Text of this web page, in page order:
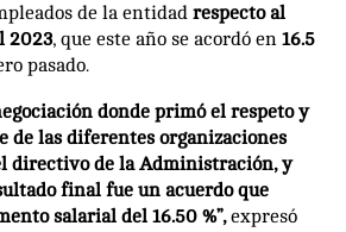
de la entidad respecto al
2023, que este año se acordó en 16.5
pasado.
donde primó el respeto y
de las diferentes organizaciones
directivo de la Administración, y
final fue un acuerdo que
salarial del 16.50 %”,expresó